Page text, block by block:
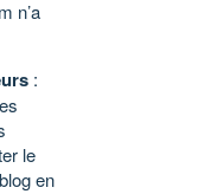
n’a
:
le
en